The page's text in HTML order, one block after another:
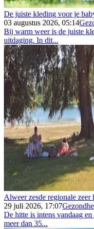
De juiste kleding voor je
03 augustus 2026, 05:14
Bij warm weer is de juiste
uitdaging. In dit...
Alweer zesde regionale zeer
29 juli 2026, 17:07
De hitte is intens vandaag
meer dan 35...